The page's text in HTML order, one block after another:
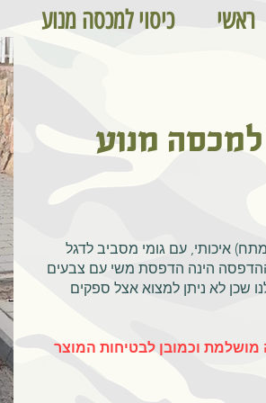
ראשי כיסוי למכסה מנוע
למכסה מנוע
איכותי, עם גומי מסביב לדגל
הינה הדפסת משי עם צבעים
שכן לא ניתן למצוא אצל ספקים
מושלמת וכמובן לבטיחות המוצר